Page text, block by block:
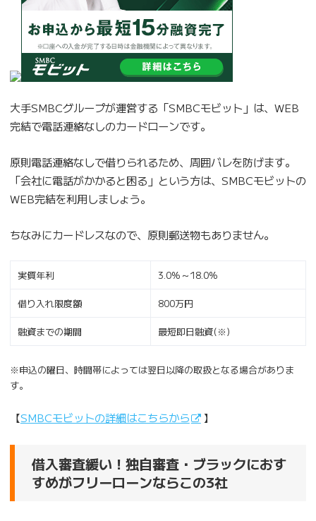
大手SMBCグループが運営する「SMBCモビット」は、WEB
完結で電話連絡なしのカードローンです。
原則電話連絡なしで借りられるため、周囲バレを防げます。
「会社に電話がかかると困る」という方は、SMBCモビットの
WEB完結を利用しましょう。
ちなみにカードレスなので、原則郵送物もありません。
実質年利 3.0%～18.0%
借り入れ限度額 800万円
融資までの期間 最短即日融資(※)
※申込の曜日、時間帯によっては翌日以降の取扱となる場合がありま
す。
【SMBCモビットの詳細はこちらから 】
借入審査緩い！独自審査・ブラックにおす
すめがフリーローンならこの3社